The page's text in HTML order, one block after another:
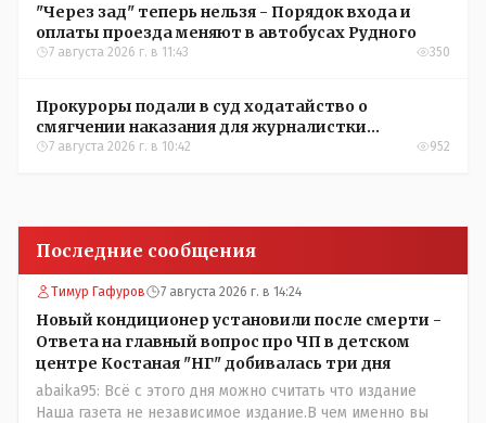
"Через зад" теперь нельзя - Порядок входа и
оплаты проезда меняют в автобусах Рудного
7 августа 2026 г. в 11:43 350
Прокуроры подали в суд ходатайство о
смягчении наказания для журналистки
Александры Алёховой
7 августа 2026 г. в 10:42 952
Последние сообщения
Тимур Гафуров 7 августа 2026 г. в 14:24
Новый кондиционер установили после смерти -
Ответа на главный вопрос про ЧП в детском
центре Костаная "НГ" добивалась три дня
abaika95: Всё с этого дня можно считать что издание
Наша газета не независимое издание.В чем именно вы